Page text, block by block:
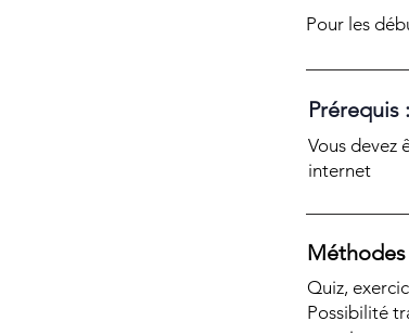
Pour les
Prérequis :
Vous devez
internet
Quiz,
Possibilité